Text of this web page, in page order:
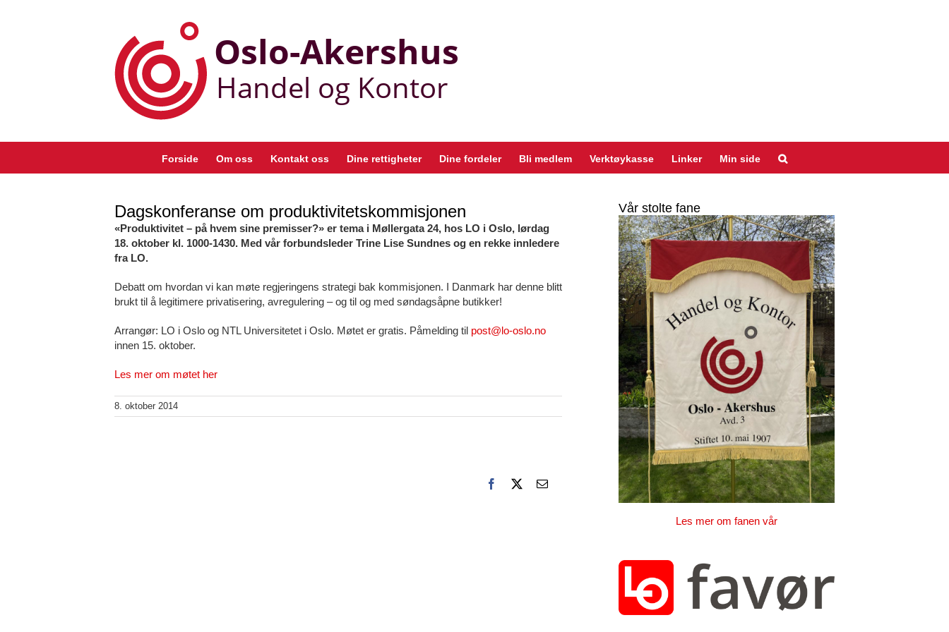
Forside Om oss Kontakt oss Dine rettigheter Dine fordeler Bli medlem Verktøykasse Linker Min side
Dagskonferanse om produktivitetskommisjonen
«Produktivitet – på hvem sine premisser?» er tema i Møllergata 24, hos LO i Oslo, lørdag
18. oktober kl. 1000-1430. Med vår forbundsleder Trine Lise Sundnes og en rekke innledere
fra LO.
Debatt om hvordan vi kan møte regjeringens strategi bak kommisjonen. I Danmark har denne blitt
brukt til å legitimere privatisering, avregulering – og til og med søndagsåpne butikker!
Arrangør: LO i Oslo og NTL Universitetet i Oslo. Møtet er gratis. Påmelding til post@lo-oslo.no
innen 15. oktober.
Les mer om møtet her
8. oktober 2014
Facebook
E-
Vår stolte fane
Les mer om fanen vår